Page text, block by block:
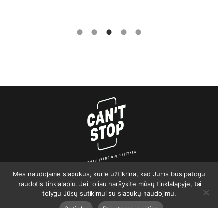
Remonto sąlygos |D.U.K.|Privatumo politika
|Naujienos
©2026 Can’t Stop.lt
Mes naudojame slapukus, kurie užtikrina, kad Jums bus patogu
naudotis tinklalapiu. Jei toliau naršysite mūsų tinklalapyje, tai
tolygu Jūsų sutikimui su slapukų naudojimu.